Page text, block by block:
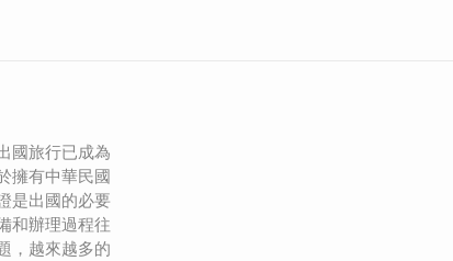
國旅行已成為
擁有中華民國
是出國的必要
和辦理過程往
，越來越多的